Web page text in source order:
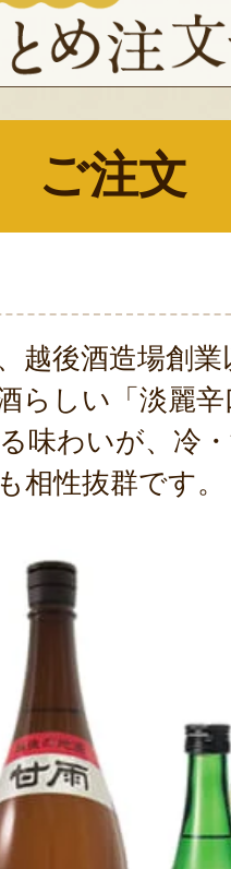
ご注文
越後酒造場創
らしい「淡麗
味わいが、冷
相性抜群です。